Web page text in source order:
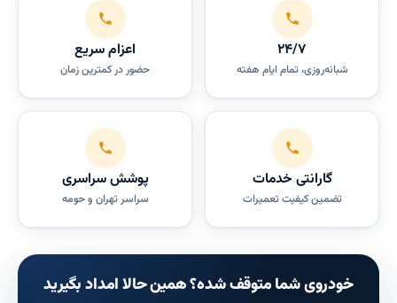
۲۴/۷
شبانه‌روزی، تمام ایام هفته
اعزام سریع
حضور در کمترین زمان
گارانتی خدمات
تضمین کیفیت تعمیرات
پوشش سراسری
سراسر تهران و حومه
خودروی شما متوقف شده؟ همین حالا امداد بگیرید